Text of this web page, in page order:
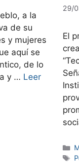
a la
de su
y mujeres
aquí se
de lo
y … Leer
29/
El